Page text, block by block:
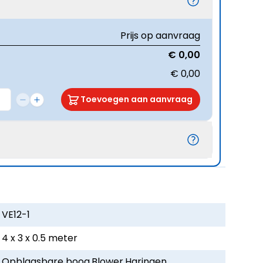
Prijs op aanvraag
€ 0,00
€ 0,00
Toevoegen aan aanvraag
VE12-1
4 x 3 x 0.5 meter